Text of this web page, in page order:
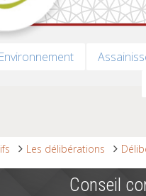
Environnement
Les délibérations
Conseil